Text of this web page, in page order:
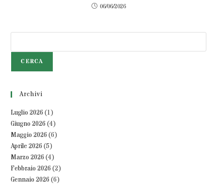
06/06/2026
CERCA
Archivi
Luglio 2026 (1)
Giugno 2026 (4)
Maggio 2026 (6)
Aprile 2026 (5)
Marzo 2026 (4)
Febbraio 2026 (2)
Gennaio 2026 (6)